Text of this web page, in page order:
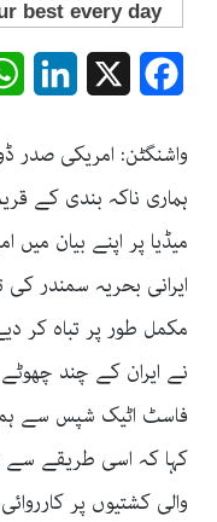
Facebook
واشنگٹن: امریکی صدر
ہماری ناکہ بندی کے
میڈیا پر اپنے بیان میں
مکمل طور پر تباہ کر
نے ایران کے چند چھوٹے
فاسٹ اٹیک شپس سے
کہا کہ اسی طریقے سے
والی کشتیوں پر